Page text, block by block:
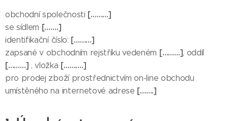
obchodní společnosti [………]
se sídlem […….]
identifikační číslo: [………]
zapsané v obchodním rejstříku vedeném [………], oddíl
[………] , vložka [……….]
pro prodej zboží prostřednictvím on-line obchodu
umístěného na internetové adrese […….]